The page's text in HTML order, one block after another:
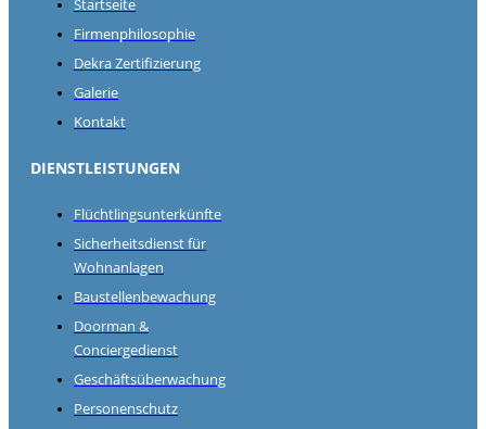
Startseite
Firmenphilosophie
Dekra Zertifizierung
Galerie
Kontakt
DIENSTLEISTUNGEN
Flüchtlingsunterkünfte
Sicherheitsdienst für
Wohnanlagen
Baustellenbewachung
Doorman &
Conciergedienst
Geschäftsüberwachung
Personenschutz